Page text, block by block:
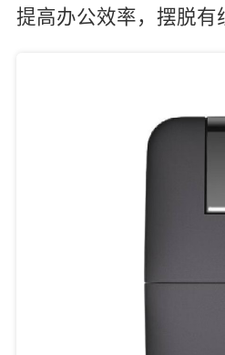
提高办公效率，摆脱有